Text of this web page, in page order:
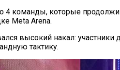
4 команды, которые
Meta Arena.
высокий накал:
тактику.